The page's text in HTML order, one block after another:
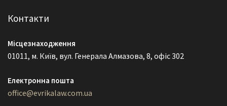
Контакти
Місцезнаходження
01011, м. Київ, вул. Генерала Алмазова, 8, офіс 302
Електронна пошта
office@evrikalaw.com.ua